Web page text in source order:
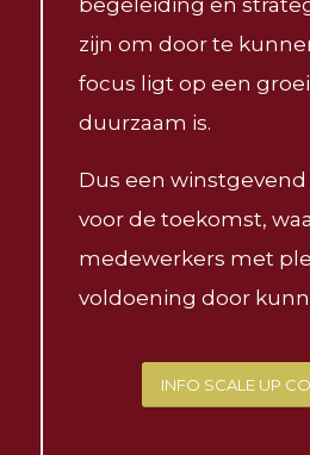
begeleiding en
zijn om door te
focus ligt op een
duurzaam is.
Dus een
voor de toekomst,
medewerkers met
voldoening door
INFO SCALE UP